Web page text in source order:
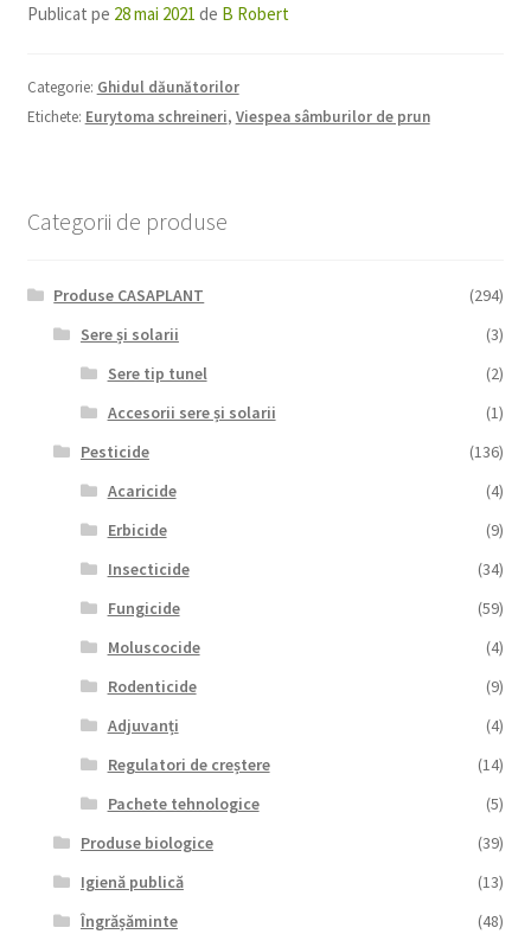
Publicat pe 28 mai 2021 de B Robert
Categorie: Ghidul dăunătorilor
Etichete: Eurytoma schreineri, Viespea sâmburilor de prun
Categorii de produse
Produse CASAPLANT
(294)
Sere și solarii
(3)
Sere tip tunel
(2)
Accesorii sere și solarii
(1)
Pesticide
(136)
Acaricide
(4)
Erbicide
(9)
Insecticide
(34)
Fungicide
(59)
Moluscocide
(4)
Rodenticide
(9)
Adjuvanți
(4)
Regulatori de creștere
(14)
Pachete tehnologice
(5)
Produse biologice
(39)
Igienă publică
(13)
Îngrășăminte
(48)